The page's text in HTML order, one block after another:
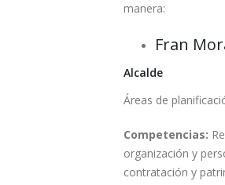
manera:
Fran
Alcalde
Áreas de
Competencias:
organización y
contratación y